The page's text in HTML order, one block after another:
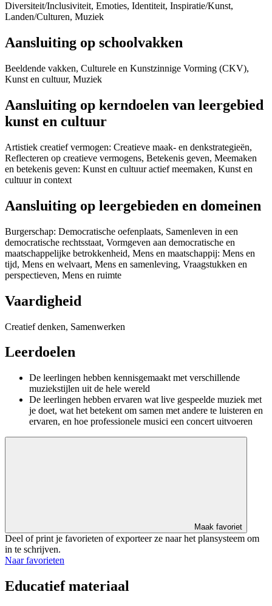
Diversiteit/Inclusiviteit, Emoties, Identiteit, Inspiratie/Kunst,
Landen/Culturen, Muziek
Aansluiting op schoolvakken
Beeldende vakken, Culturele en Kunstzinnige Vorming (CKV),
Kunst en cultuur, Muziek
Aansluiting op kerndoelen van leergebied
kunst en cultuur
Artistiek creatief vermogen: Creatieve maak- en denkstrategieën,
Reflecteren op creatieve vermogens, Betekenis geven, Meemaken
en betekenis geven: Kunst en cultuur actief meemaken, Kunst en
cultuur in context
Aansluiting op leergebieden en domeinen
Burgerschap: Democratische oefenplaats, Samenleven in een
democratische rechtsstaat, Vormgeven aan democratische en
maatschappelijke betrokkenheid, Mens en maatschappij: Mens en
tijd, Mens en welvaart, Mens en samenleving, Vraagstukken en
perspectieven, Mens en ruimte
Vaardigheid
Creatief denken, Samenwerken
Leerdoelen
De leerlingen hebben kennisgemaakt met verschillende
muziekstijlen uit de hele wereld
De leerlingen hebben ervaren wat live gespeelde muziek met
je doet, wat het betekent om samen met andere te luisteren en
ervaren, en hoe professionele musici een concert uitvoeren
Maak favoriet
Deel of print je favorieten of exporteer ze naar het plansysteem om
in te schrijven.
Naar favorieten
Educatief materiaal